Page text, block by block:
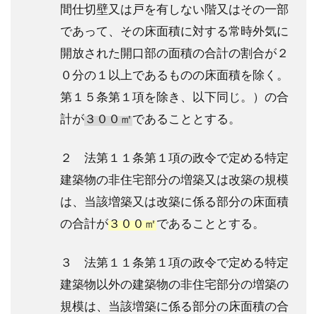
間仕切壁又は戸を有しない階又はその一部
であって、その床面積に対する常時外気に
開放された開口部の面積の合計の割合が２
０分の１以上であるものの床面積を除く。
第１５条第１項を除き、以下同じ。）の合
計が３００㎡であることとする。
２ 法第１１条第１項の政令で定める特定
建築物の非住宅部分の増築又は改築の規模
は、当該増築又は改築に係る部分の床面積
の合計が３００㎡であることとする。
３ 法第１１条第１項の政令で定める特定
建築物以外の建築物の非住宅部分の増築の
規模は、当該増築に係る部分の床面積の合